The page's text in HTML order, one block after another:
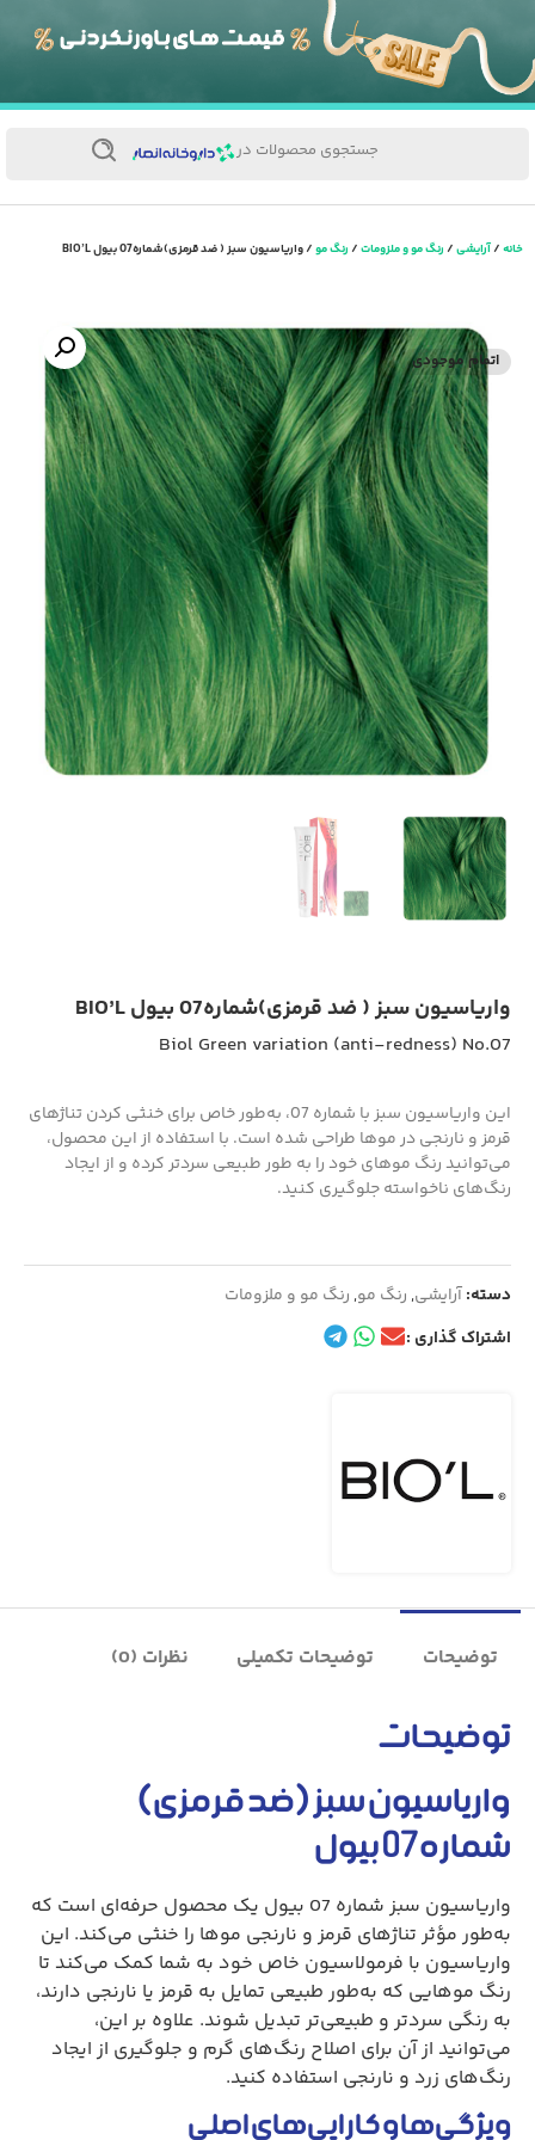
جستجوی محصولات در
خانه/آرایشی/رنگ مو و ملزومات/رنگ مو/ واریاسیون سبز ( ضد قرمزی)شماره07 بیول BIO’L
اتمام موجودی
واریاسیون سبز ( ضد قرمزی)شماره07 بیول BIO’L
Biol Green variation (anti-redness) No.07
این واریاسیون سبز با شماره 07، به‌طور خاص برای خنثی کردن تناژهای
قرمز و نارنجی در موها طراحی شده است. با استفاده از این محصول،
می‌توانید رنگ موهای خود را به طور طبیعی سردتر کرده و از ایجاد
رنگ‌های ناخواسته جلوگیری کنید.
دسته:آرایشی,رنگ مو,رنگ مو و ملزومات
اشتراک گذاری :
توضیحات توضیحات تکمیلی نظرات (0)
توضیحات
واریاسیون سبز (ضد قرمزی)
شماره07 بیول
واریاسیون سبز شماره 07 بیول یک محصول حرفه‌ای است که
به‌طور مؤثر تناژهای قرمز و نارنجی موها را خنثی می‌کند. این
واریاسیون با فرمولاسیون خاص خود به شما کمک می‌کند تا
رنگ موهایی که به‌طور طبیعی تمایل به قرمز یا نارنجی دارند،
به رنگی سردتر و طبیعی‌تر تبدیل شوند. علاوه بر این،
می‌توانید از آن برای اصلاح رنگ‌های گرم و جلوگیری از ایجاد
رنگ‌های زرد و نارنجی استفاده کنید.
ویژگی‌ها و کارایی‌های اصلی